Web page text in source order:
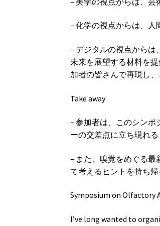
– 化学の視点からは、人
– デジタルの視点からは
未来を展望する材料を
加者の皆さんで再現し
Take away:
– 参加者は、このシン
ーの交差点に立ち現れ
– また、嗅覚をめぐる
て考えるヒントを持ち帰
Symposium on Olfactory
I’ve long wanted to